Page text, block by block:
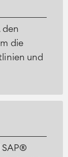
den
die
und
SAP®